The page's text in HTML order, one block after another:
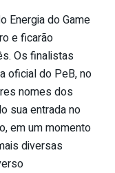
Energia do Game
e ficarão
Os finalistas
oficial do PeB, no
nomes dos
sua entrada no
em um momento
diversas